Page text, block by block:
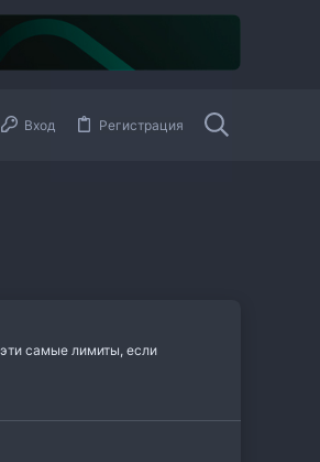
Вход Регистрация
самые лимиты, если